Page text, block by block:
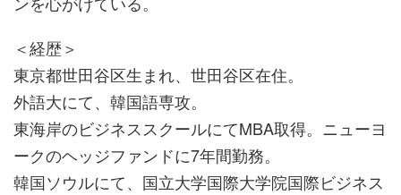
＜経歴＞
東京都世田谷区生まれ、世田谷区在住。
外語大にて、韓国語専攻。
東海岸のビジネススクールにてMBA取得。ニューヨ
ークのヘッジファンドに7年間勤務。
韓国ソウルにて、国立大学国際大学院国際ビジネス